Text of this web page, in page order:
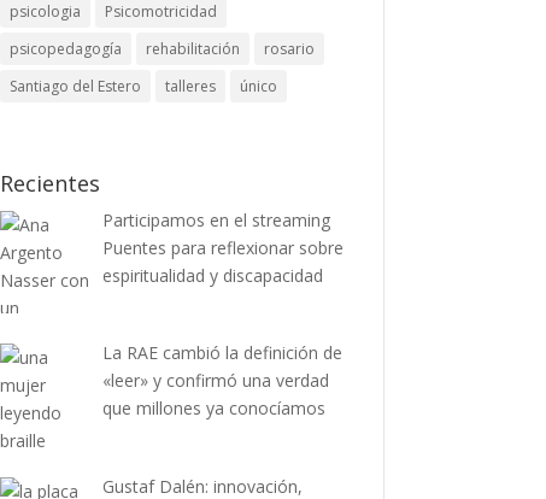
psicologia
Psicomotricidad
psicopedagogía
rehabilitación
rosario
Santiago del Estero
talleres único
Recientes
Participamos en el streaming
Puentes para reflexionar sobre
espiritualidad y discapacidad
La RAE cambió la definición de
«leer» y confirmó una verdad
que millones ya conocíamos
Gustaf Dalén: innovación,